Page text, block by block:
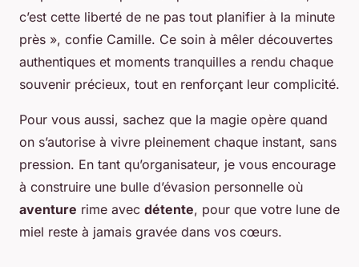
c’est cette liberté de ne pas tout planifier à la minute
près », confie Camille. Ce soin à mêler découvertes
authentiques et moments tranquilles a rendu chaque
souvenir précieux, tout en renforçant leur complicité.
Pour vous aussi, sachez que la magie opère quand
on s’autorise à vivre pleinement chaque instant, sans
pression. En tant qu’organisateur, je vous encourage
à construire une bulle d’évasion personnelle où
aventure rime avec détente, pour que votre lune de
miel reste à jamais gravée dans vos cœurs.